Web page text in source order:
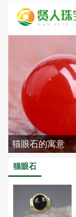
猫眼石的寓意
猫眼石